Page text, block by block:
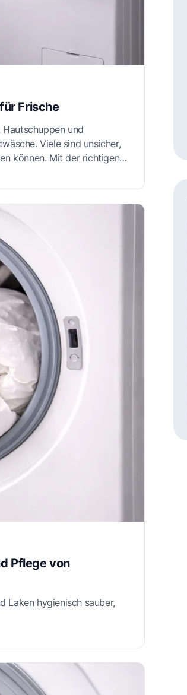
Frische
und
Viele sind unsicher,
können. Mit der richtigen
Pflege von
Laken hygienisch sauber,